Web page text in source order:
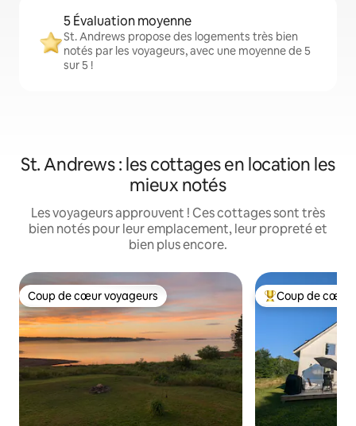
5 Évaluation moyenne
St. Andrews propose des logements très bien
notés par les voyageurs, avec une moyenne de 5
sur 5 !
St. Andrews : les cottages en location les
mieux notés
Les voyageurs approuvent ! Ces cottages sont très
bien notés pour leur emplacement, leur propreté et
bien plus encore.
Coup de cœur voyageurs
Coup de cœur voyageurs Coups de cœur
Coup de cœur